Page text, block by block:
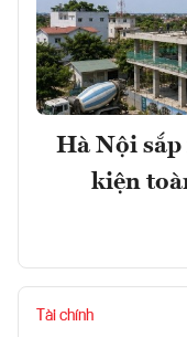
Hà Nội sắp
kiện
Tài chính